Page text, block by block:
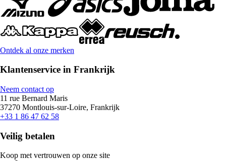
Ontdek al onze merken
Klantenservice in Frankrijk
Neem contact op
11 rue Bernard Maris
37270 Montlouis-sur-Loire, Frankrijk
+33 1 86 47 62 58
Veilig betalen
Koop met vertrouwen op onze site